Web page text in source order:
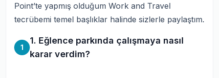
Point’te yapmış olduğum Work and Travel
tecrübemi temel başlıklar halinde sizlerle paylaştım.
1
1. Eğlence parkında çalışmaya nasıl
karar verdim?